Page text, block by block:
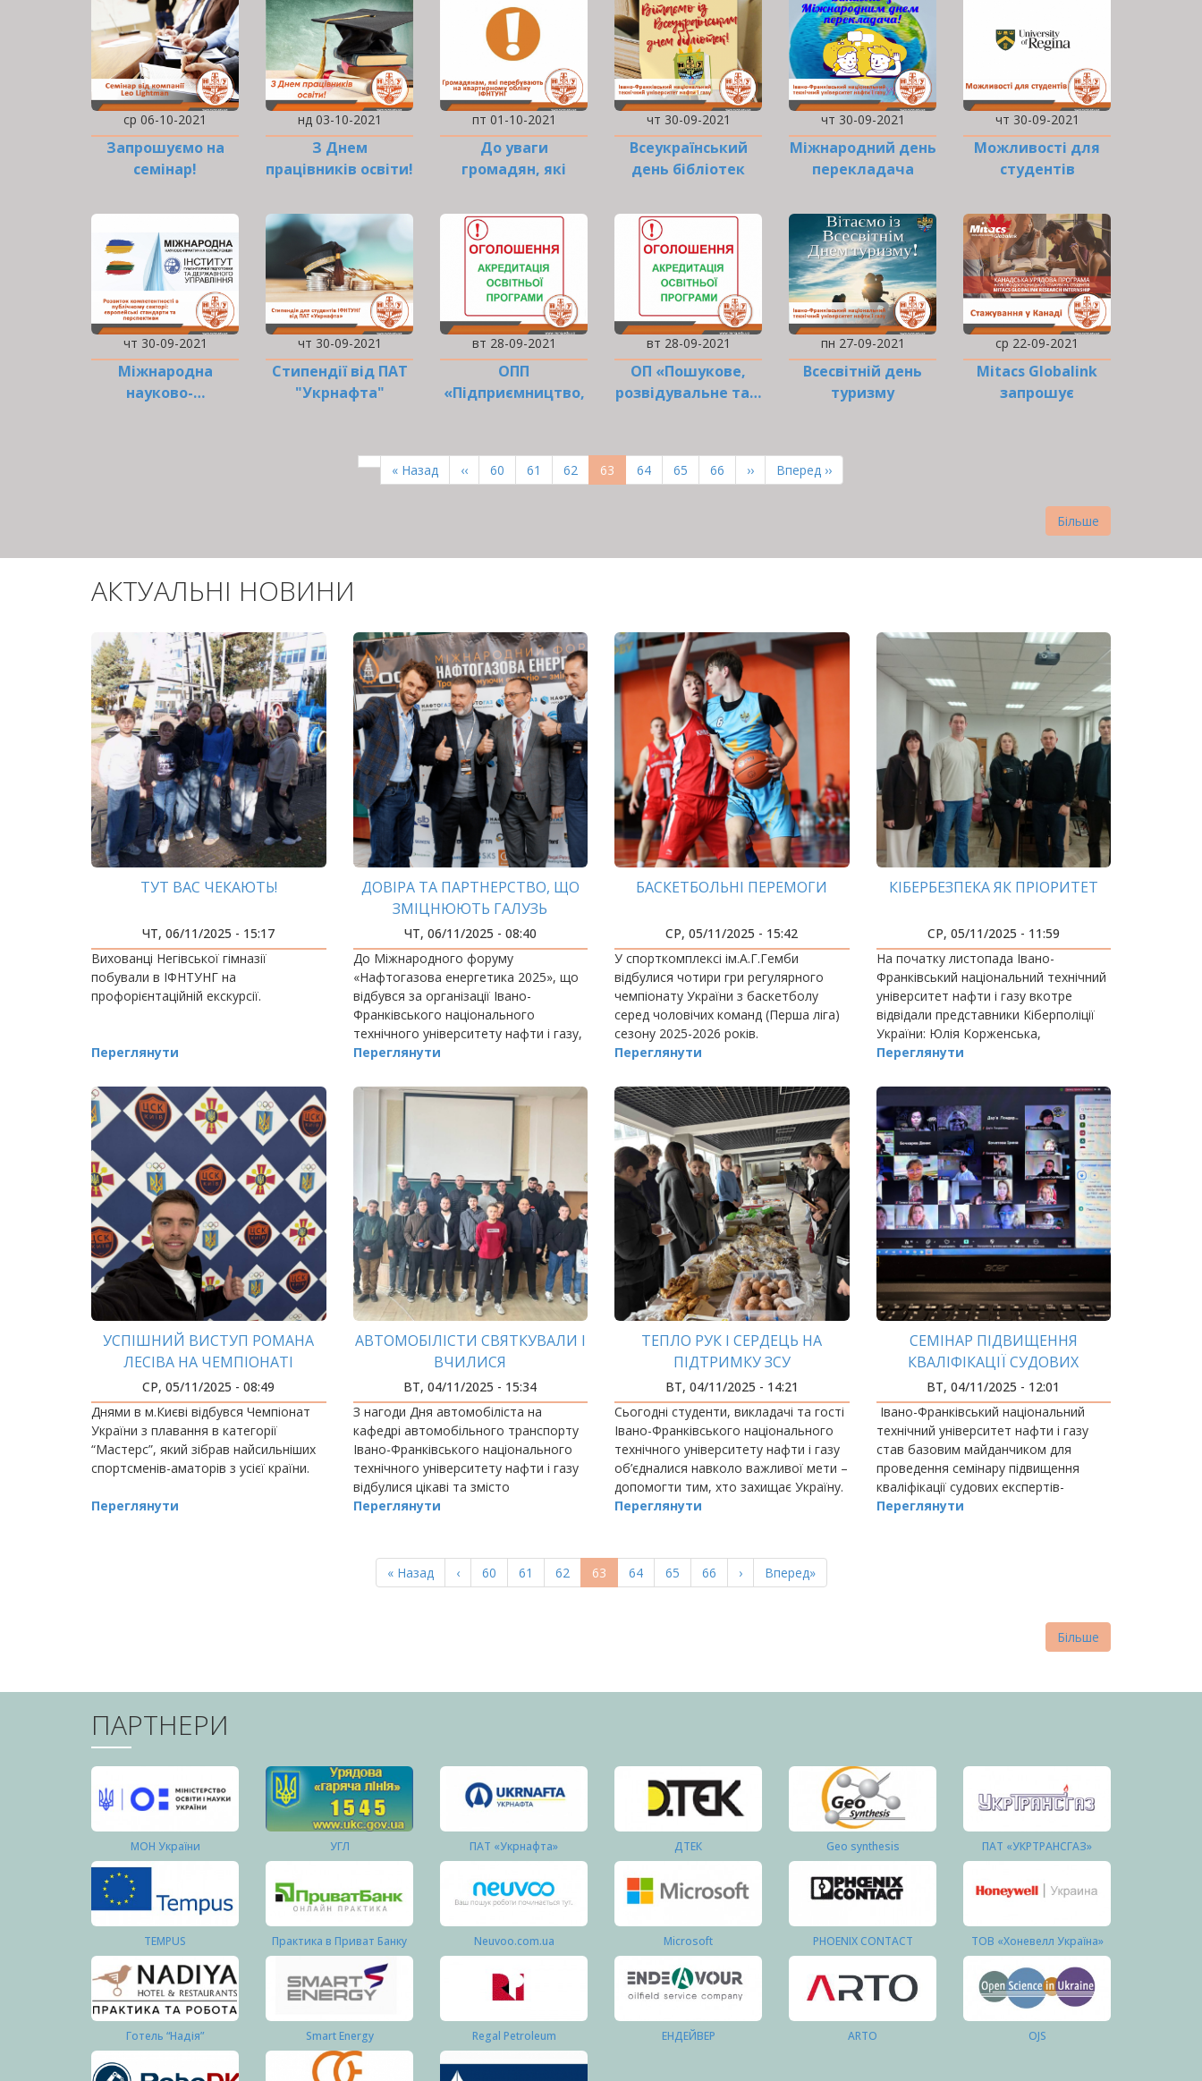
ср 06-10-2021
Запрошуємо на
семінар!
нд 03-10-2021
З Днем
працівників освіти!
пт 01-10-2021
До уваги
громадян, які
квартирному…
чт 30-09-2021
Всеукраїнський
день бібліотек
чт 30-09-2021
Міжнародний день
перекладача
чт 30-09-2021
Можливості для
студентів
чт 30-09-2021
Міжнародна
науково-…
чт 30-09-2021
Стипендії від ПАТ
"Укрнафта"
вт 28-09-2021
ОПП
«Підприємництво,
вт 28-09-2021
ОП «Пошукове,
розвідувальне та…
пн 27-09-2021
Всесвітній день
туризму
ср 22-09-2021
Mitacs Globalink
запрошує
Перша
сторінка
« Назад
Попередня
сторінка
‹‹ Page
60 Page
61 Page
62
Поточна
сторінка
63 Page
64 Page
65 Page
66
Наступна
сторінка
››
Остання
сторінка
Вперед ››
Більше
АКТУАЛЬНІ НОВИНИ
ТУТ ВАС ЧЕКАЮТЬ!
ЧТ, 06/11/2025 - 15:17
Вихованці Негівської гімназії
побували в ІФНТУНГ на
профорієнтаційній екскурсії.
Переглянути
ДОВІРА ТА ПАРТНЕРСТВО, ЩО
ЗМІЦНЮЮТЬ ГАЛУЗЬ
ЧТ, 06/11/2025 - 08:40
До Міжнародного форуму
«Нафтогазова енергетика 2025», що
відбувся за організації Івано-
Франківського національного
технічного університету нафти і газу,
долучилися всі наші стратегічні
освітні та наукові…
Переглянути
БАСКЕТБОЛЬНІ ПЕРЕМОГИ
СР, 05/11/2025 - 15:42
У спорткомплексі ім.А.Г.Гемби
відбулися чотири гри регулярного
чемпіонату України з баскетболу
серед чоловічих команд (Перша ліга)
сезону 2025-2026 років.
Переглянути
КІБЕРБЕЗПЕКА ЯК ПРІОРИТЕТ
СР, 05/11/2025 - 11:59
На початку листопада Івано-
Франківський національний технічний
університет нафти і газу вкотре
відвідали представники Кіберполіції
України: Юлія Корженська,
підполковник поліції,
кіберзлочинам в Івано-Франківській…
Переглянути
УСПІШНИЙ ВИСТУП РОМАНА
ЛЕСІВА НА ЧЕМПІОНАТІ
УКРАЇНИ З ПЛАВАННЯ
СР, 05/11/2025 - 08:49
Днями в м.Києві відбувся Чемпіонат
України з плавання в категорії
“Мастерс”, який зібрав найсильніших
спортсменів-аматорів з усієї країни.
Переглянути
АВТОМОБІЛІСТИ СВЯТКУВАЛИ І
ВЧИЛИСЯ
ВТ, 04/11/2025 - 15:34
З нагоди Дня автомобіліста на
кафедрі автомобільного транспорту
Івано-Франківського національного
технічного університету нафти і газу
відбулися цікаві та змісто
Переглянути
ТЕПЛО РУК І СЕРДЕЦЬ НА
ПІДТРИМКУ ЗСУ
ВТ, 04/11/2025 - 14:21
Сьогодні студенти, викладачі та гості
Івано-Франківського національного
технічного університету нафти і газу
об’єдналися навколо важливої мети –
допомогти тим, хто захищає Україну.
Переглянути
СЕМІНАР ПІДВИЩЕННЯ
КВАЛІФІКАЦІЇ СУДОВИХ
ЕКСПЕРТІВ-ЕКОНОМІСТІВ
ВТ, 04/11/2025 - 12:01
Івано-Франківський національний
технічний університет нафти і газу
став базовим майданчиком для
проведення семінару підвищення
кваліфікації судових експертів-
економістів на тему «Новації у
Переглянути
Перша
сторінка
« Назад
Попередня
сторінка
‹ Page
60 Page
61 Page
62
Поточна
сторінка
63 Page
64 Page
65 Page
66
Наступна
сторінка
›
Остання
сторінка
Вперед»
Більше
ПАРТНЕРИ
МОН України УГЛ ПАТ «Укрнафта» ДТЕК Geo synthesis ПАТ «УКРТРАНСГАЗ»
TEMPUS Практика в Приват Банку Neuvoo.com.ua Microsoft PHOENIX CONTACT ТОВ «Хоневелл Україна»
Готель “Надія” Smart Energy Regal Petroleum ЕНДЕЙВЕР ARTO OJS